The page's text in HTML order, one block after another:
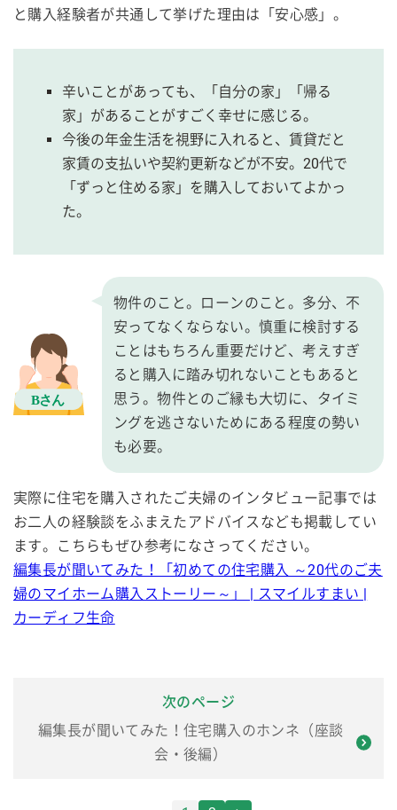
と購入経験者が共通して挙げた理由は「安心感」。
辛いことがあっても、「自分の家」「帰る
家」があることがすごく幸せに感じる。
今後の年金生活を視野に入れると、賃貸だと
家賃の支払いや契約更新などが不安。20代で
「ずっと住める家」を購入しておいてよかっ
た。
物件のこと。ローンのこと。多分、不
安ってなくならない。慎重に検討する
ことはもちろん重要だけど、考えすぎ
ると購入に踏み切れないこともあると
思う。物件とのご縁も大切に、タイミ
ングを逃さないためにある程度の勢い
も必要。
実際に住宅を購入されたご夫婦のインタビュー記事では
お二人の経験談をふまえたアドバイスなども掲載してい
ます。こちらもぜひ参考になさってください。
編集長が聞いてみた！「初めての住宅購入 ～20代のご夫
婦のマイホーム購入ストーリー～」 | スマイルすまい |
カーディフ生命
次のページ
編集長が聞いてみた！住宅購入のホンネ（座談
会・後編）